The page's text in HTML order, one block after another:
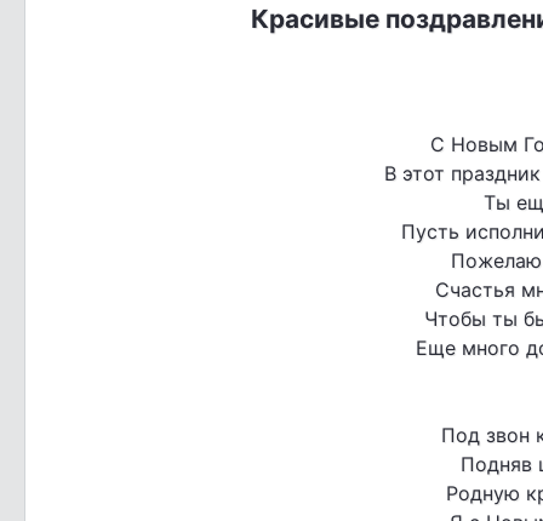
Красивые
С Новым
В этот
Ты
Пусть
Пожелаю
Счастья
Чтобы ты
Еще много
Под звон
Подняв
Родную